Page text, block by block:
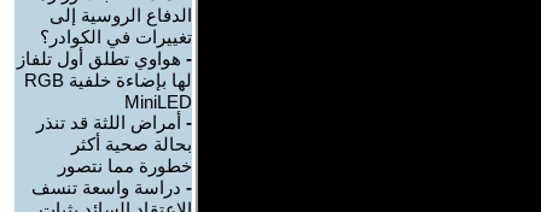
الدفاع الروسية إلى
تغييرات في الكوادر؟
- هواوي تطلق أول تلفاز
لها بإضاءة خلفية RGB
MiniLED
- أمراض اللثة قد تنذر
بحالة صحية أكثر
خطورة مما نتصور
- دراسة واسعة تنسف